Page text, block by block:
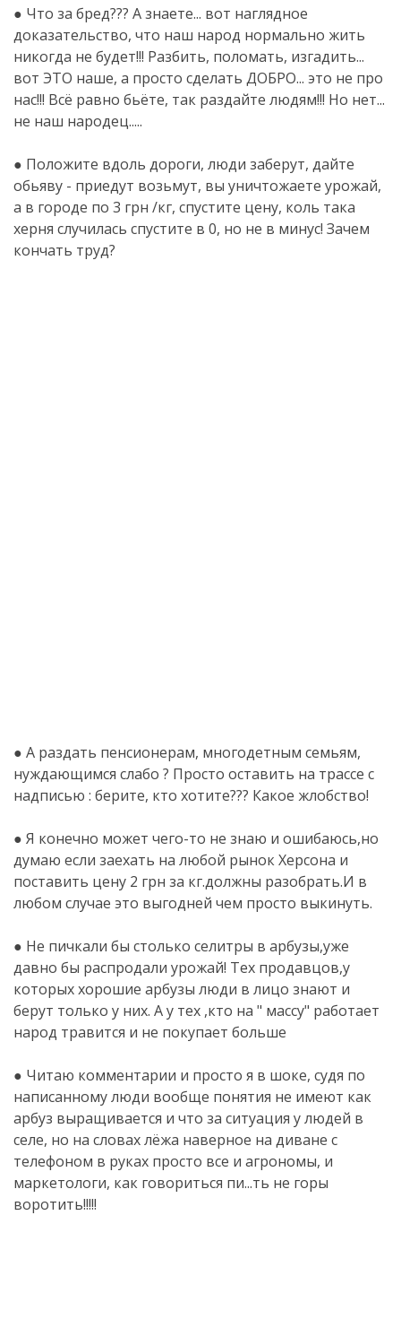
● Что за бред??? А знаете... вот наглядное
доказательство, что наш народ нормально жить
никогда не будет!!! Разбить, поломать, изгадить...
вот ЭТО наше, а просто сделать ДОБРО... это не про
нас!!! Всё равно бьёте, так раздайте людям!!! Но нет...
не наш народец.....
● Положите вдоль дороги, люди заберут, дайте
обьяву - приедут возьмут, вы уничтожаете урожай,
а в городе по 3 грн /кг, спустите цену, коль така
херня случилась спустите в 0, но не в минус! Зачем
кончать труд?
● А раздать пенсионерам, многодетным семьям,
нуждающимся слабо ? Просто оставить на трассе с
надписью : берите, кто хотите??? Какое жлобство!
● Я конечно может чего-то не знаю и ошибаюсь,но
думаю если заехать на любой рынок Херсона и
поставить цену 2 грн за кг.должны разобрать.И в
любом случае это выгодней чем просто выкинуть.
● Не пичкали бы столько селитры в арбузы,уже
давно бы распродали урожай! Тех продавцов,у
которых хорошие арбузы люди в лицо знают и
берут только у них. А у тех ,кто на " массу" работает
народ травится и не покупает больше
● Читаю комментарии и просто я в шоке, судя по
написанному люди вообще понятия не имеют как
арбуз выращивается и что за ситуация у людей в
селе, но на словах лёжа наверное на диване с
телефоном в руках просто все и агрономы, и
маркетологи, как говориться пи...ть не горы
воротить!!!!!